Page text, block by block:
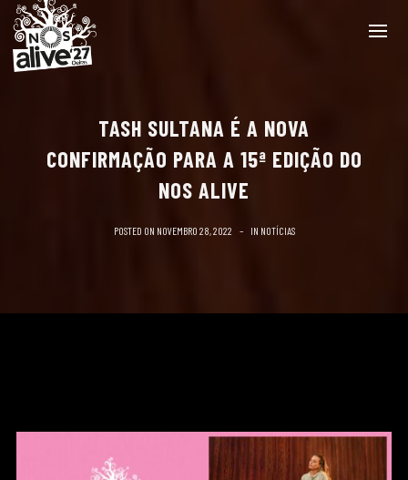
TASH SULTANA É A NOVA
CONFIRMAÇÃO PARA A 15ª EDIÇÃO DO
NOS ALIVE
POSTED ON NOVEMBRO 28, 2022 IN NOTÍCIAS